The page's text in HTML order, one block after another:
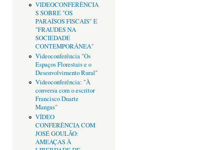
VIDEOCONFERÊNCIA
S SOBRE "OS
PARAÍSOS FISCAIS" E
"FRAUDES NA
SOCIEDADE
CONTEMPORÂNEA"
Videoconferência "Os
Espaços Florestais e o
Desenvolvimento Rural"
Videoconferência: "À
conversa com o escritor
Francisco Duarte
Mangas"
VÍDEO
CONFERÊNCIA COM
JOSÉ GOULÃO:
AMEAÇAS À